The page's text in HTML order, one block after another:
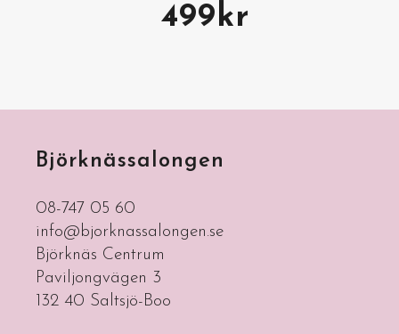
499kr
Björknässalongen
08-747 05 60
info@bjorknassalongen.se
Björknäs Centrum
Paviljongvägen 3
132 40 Saltsjö-Boo